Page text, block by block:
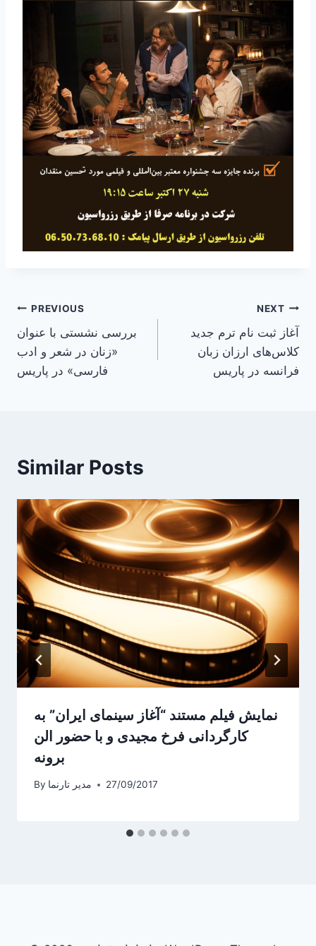
Post
navigation
PREVIOUS
بررسی نشستی با عنوان
«زنان در شعر و ادب
فارسی» در پاریس
NEXT
آغاز ثبت نام ترم جدید
کلاس‌های ارزان زبان
فرانسه در پاریس
Similar Posts
نمایش فیلم مستند “آغاز سینمای ایران” به
کارگردانی فرخ مجیدی و با حضور الن
برونه
By مدیر تارنما 27/09/2017